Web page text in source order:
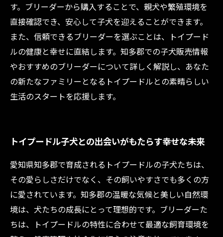
す。ブリーダーから購入することで、親犬や繁殖環境を
直接確認でき、安心して子犬を迎えることができます。
また、信頼できるブリーダーを選ぶことは、トイプード
ルの健康と幸せに直結します。知多郡での子犬販売情報
やおすすめのブリーダーについて詳しく解説し、あなた
の新たなファミリーとなるトイプードルとの素晴らしい
生活のスタートを応援します。
トイプードル子犬との出会いがもたらす幸せな未来
愛知県知多郡で育成されるトイプードルの子犬たちは、
その愛らしさだけでなく、その飼いやすさでも多くの方
に愛されています。知多郡の温暖な気候と美しい自然環
境は、犬たちの成長にとって理想的です。ブリーダーた
ちは、トイプードルの特性に合わせて最適な飼育環境を